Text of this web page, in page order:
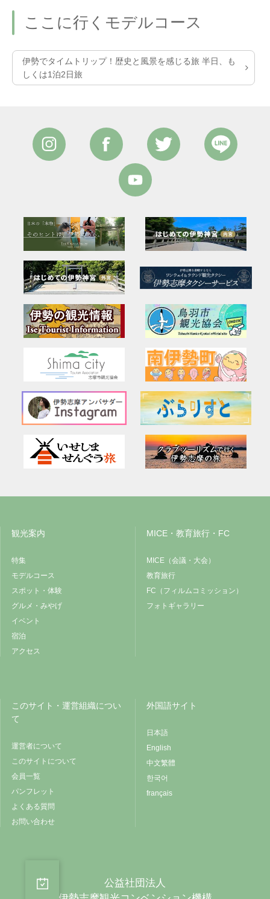
ここに行くモデルコース
伊勢でタイムトリップ！歴史と風景を感じる旅 半日、も
しくは1泊2日旅
観光案内
特集
モデルコース
スポット・体験
グルメ・みやげ
イベント
宿泊
アクセス
MICE・教育旅行・FC
MICE（会議・大会）
教育旅行
FC（フィルムコミッション）
フォトギャラリー
このサイト・運営組織につい
て
運営者について
このサイトについて
会員一覧
パンフレット
よくある質問
お問い合わせ
外国語サイト
日本語
English
中文繁體
한국어
français
公益社団法人